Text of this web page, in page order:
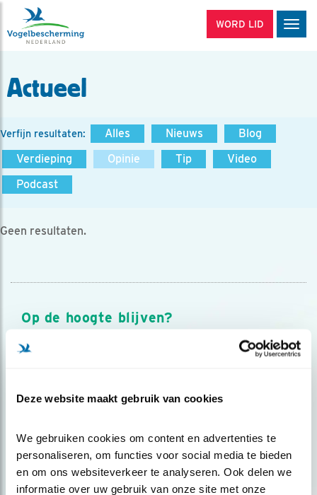
Deze website maakt gebruik van cookies
We gebruiken cookies om content en advertenties te
personaliseren, om functies voor social media te bieden
en om ons websiteverkeer te analyseren. Ook delen we
informatie over uw gebruik van onze site met onze
WORD LID
Actueel
Verfijn resultaten: Alles Nieuws
Blog
Verdieping
Opinie Tip
Video
Podcast
Geen resultaten.
Op de hoogte blijven?
Meld je aan en ontvang nieuws, inspiratie, acties en tips
over vogels en activiteiten van Vogelbescherming.